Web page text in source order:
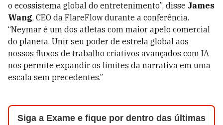
o ecossistema global do entretenimento”, disse James
Wang, CEO da FlareFlow durante a conferência.
“Neymar é um dos atletas com maior apelo comercial
do planeta. Unir seu poder de estrela global aos
nossos fluxos de trabalho criativos avançados com IA
nos permite expandir os limites da narrativa em uma
escala sem precedentes.”
Siga a Exame e fique por dentro das últimas